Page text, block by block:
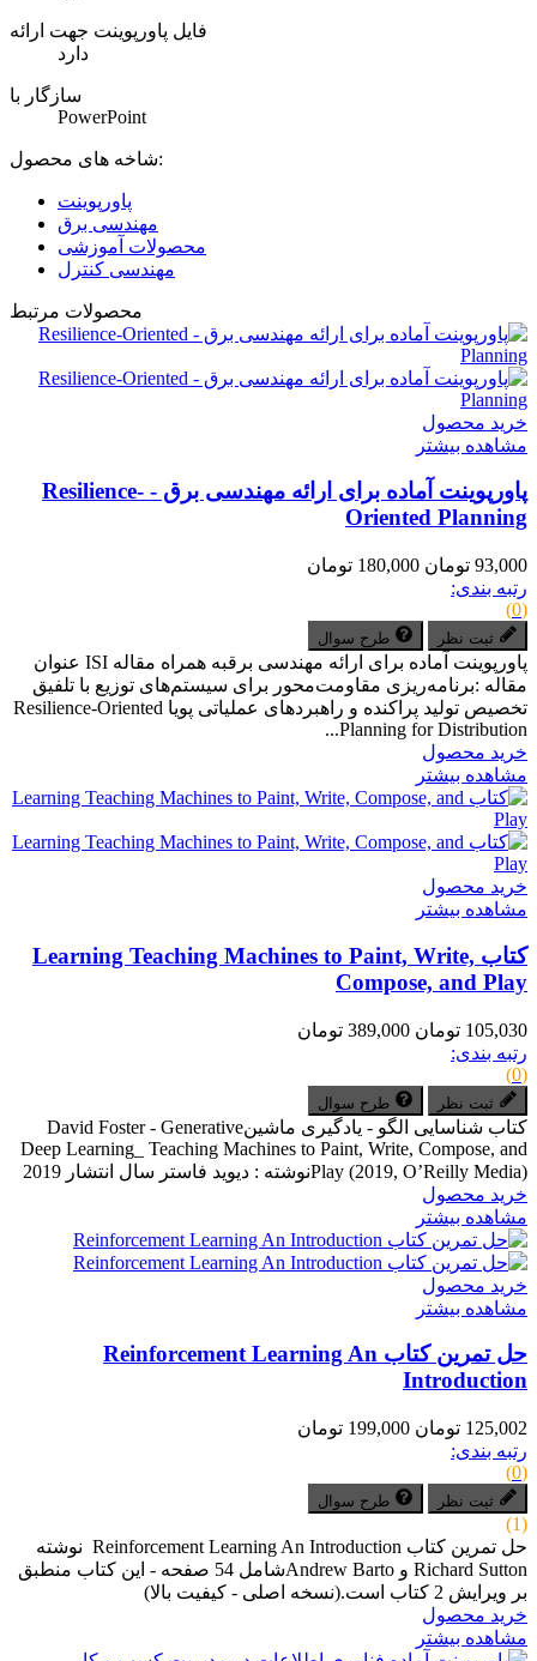
فایل پاورپوینت جهت ارائه
دارد
سازگار با
PowerPoint
شاخه های محصول:
پاورپوینت
مهندسی برق
محصولات آموزشی
مهندسی کنترل
محصولات مرتبط
خرید محصول
مشاهده بیشتر
پاورپوینت آماده برای ارائه مهندسی برق - Resilience-
Oriented Planning
93,000 تومان
180,000 تومان
رتبه بندی:
(0)
ثبت نظر طرح سوال
پاورپوینت آماده برای ارائه مهندسی برقبه همراه مقاله ISI عنوان
مقاله :برنامه‌ریزی مقاومت‌محور برای سیستم‌های توزیع با تلفیق
تخصیص تولید پراکنده و راهبردهای عملیاتی پویا Resilience-Oriented
Planning for Distribution...
خرید محصول
مشاهده بیشتر
خرید محصول
مشاهده بیشتر
کتاب Learning Teaching Machines to Paint, Write,
Compose, and Play
105,030 تومان
389,000 تومان
رتبه بندی:
(0)
ثبت نظر طرح سوال
کتاب شناسایی الگو - یادگیری ماشینDavid Foster - Generative
Deep Learning_ Teaching Machines to Paint, Write, Compose, and
Play (2019, O’Reilly Media)نوشته : دیوید فاستر سال انتشار 2019
خرید محصول
مشاهده بیشتر
خرید محصول
مشاهده بیشتر
حل تمرین کتاب Reinforcement Learning An
Introduction
125,002 تومان
199,000 تومان
رتبه بندی:
(0)
ثبت نظر طرح سوال
(1)
حل تمرین کتاب Reinforcement Learning An Introduction نوشته
Richard Sutton و Andrew Bartoشامل 54 صفحه - این کتاب منطبق
بر ویرایش 2 کتاب است.(نسخه اصلی - کیفیت بالا)
خرید محصول
مشاهده بیشتر